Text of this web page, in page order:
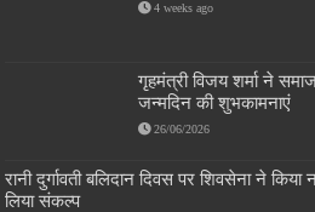
4 weeks ago
गृहमंत्री विजय शर्मा ने
जन्मदिन की शुभकामनाएं
26/06/2026
रानी दुर्गावती बलिदान दिवस पर शिवसेना ने
लिया संकल्प